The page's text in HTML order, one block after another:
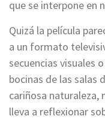
que se interpone en
Quizá la película
a un formato
secuencias visuales
bocinas de las salas
cariñosa naturaleza,
lleva a reflexionar